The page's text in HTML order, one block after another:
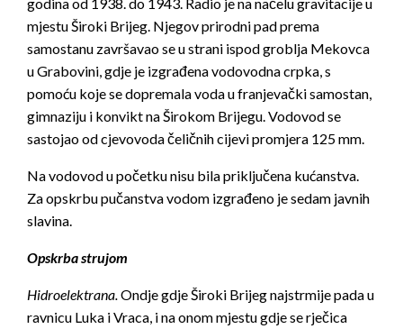
mjestu Široki Brijeg. Njegov prirodni pad prema
samostanu završavao se u strani ispod groblja Mekovca
u Grabovini, gdje je izgrađena vodovodna crpka, s
pomoću koje se dopremala voda u franjevački samostan,
gimnaziju i konvikt na Širokom Brijegu. Vodovod se
sastojao od cjevovoda čeličnih cijevi promjera 125 mm.
Na vodovod u početku nisu bila priključena kućanstva.
Za opskrbu pučanstva vodom izgrađeno je sedam javnih
slavina.
Opskrba strujom
Hidroelektrana.Ondje gdje Široki Brijeg najstrmije pada u
ravnicu Luka i Vraca, i na onom mjestu gdje se rječica